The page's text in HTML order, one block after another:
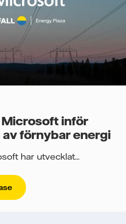
inför
förnybar energi
har utvecklat...